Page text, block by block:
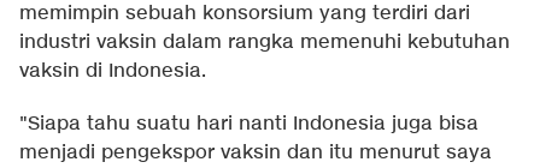
memimpin sebuah konsorsium yang terdiri dari
industri vaksin dalam rangka memenuhi kebutuhan
vaksin di Indonesia.
"Siapa tahu suatu hari nanti Indonesia juga bisa
menjadi pengekspor vaksin dan itu menurut saya